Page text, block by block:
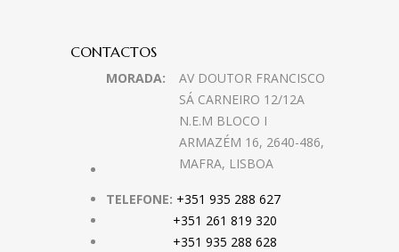
CONTACTOS
MORADA:
AV DOUTOR FRANCISCO
SÁ CARNEIRO 12/12A
N.E.M BLOCO I
ARMAZÉM 16, 2640-486,
MAFRA, LISBOA
TELEFONE: +351 935 288 627
+351 261 819 320
+351 935 288 628